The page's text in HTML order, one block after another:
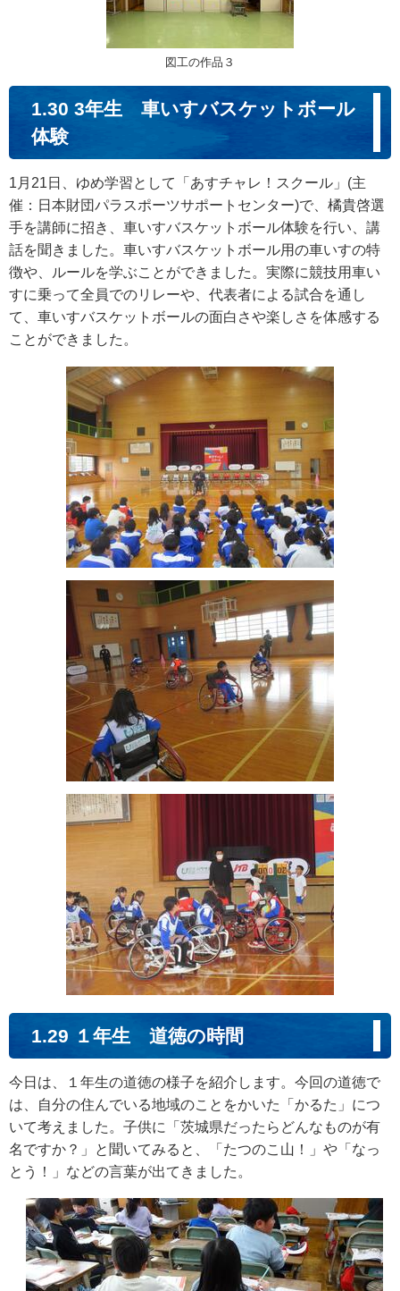
図工の作品３
1.30 3年生 車いすバスケットボール
体験
1月21日、ゆめ学習として「あすチャレ！スクール」(主
催：日本財団パラスポーツサポートセンター)で、橘貴啓選
手を講師に招き、車いすバスケットボール体験を行い、講
話を聞きました。車いすバスケットボール用の車いすの特
徴や、ルールを学ぶことができました。実際に競技用車い
すに乗って全員でのリレーや、代表者による試合を通し
て、車いすバスケットボールの面白さや楽しさを体感する
ことができました。
1.29 １年生 道徳の時間
今日は、１年生の道徳の様子を紹介します。今回の道徳で
は、自分の住んでいる地域のことをかいた「かるた」につ
いて考えました。子供に「茨城県だったらどんなものが有
名ですか？」と聞いてみると、「たつのこ山！」や「なっ
とう！」などの言葉が出てきました。